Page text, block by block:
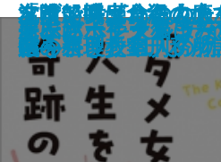
嘘があふれた世界で
巡査たちに敬礼を
希望のゆくえ
飛ぶ男
果ての海
土佐くろしお鉄道殺
出版禁止 ろろるの
TIMELESS
雷神
風神の手
「ダメ女」たちの
跡の料理教室
屍衣にポケットは
友喰い―鬼食役人の
帖―
もふもふ―犬猫ま
フランス革命の女
代を生きた11人の
沈没船博士、海の底
追う
オーバーヒート
夢に迷ってタクシ
アンソーシャル デ
名前で呼ばれたこ
ら―奈良少年刑務